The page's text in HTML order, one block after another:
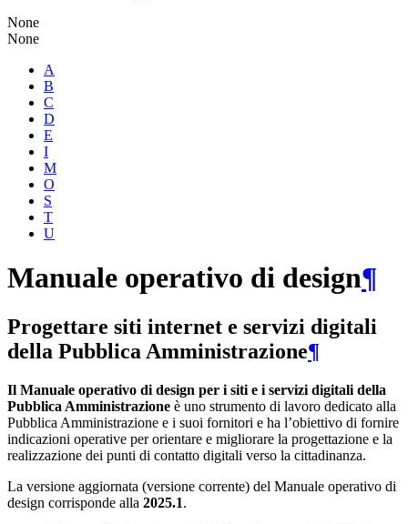
None
None
A
B
C
D
E
I
M
O
S
T
U
Manuale operativo di design¶
Progettare siti internet e servizi digitali
della Pubblica Amministrazione¶
Il Manuale operativo di design per i siti e i servizi digitali della
Pubblica Amministrazione è uno strumento di lavoro dedicato alla
Pubblica Amministrazione e i suoi fornitori e ha l’obiettivo di fornire
indicazioni operative per orientare e migliorare la progettazione e la
realizzazione dei punti di contatto digitali verso la cittadinanza.
La versione aggiornata (versione corrente) del Manuale operativo di
design corrisponde alla 2025.1.